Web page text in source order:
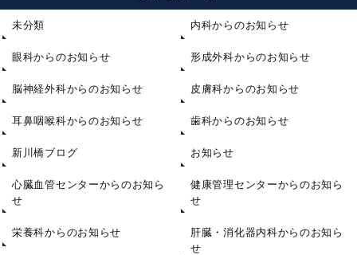
未分類 内科からのお知らせ
眼科からのお知らせ 形成外科からのお知らせ
脳神経外科からのお知らせ 皮膚科からのお知らせ
耳鼻咽喉科からのお知らせ 歯科からのお知らせ
新川橋ブログ お知らせ
心臓血管センターからのお知ら
せ
健康管理センターからのお知ら
せ
栄養科からのお知らせ
肝臓・消化器内科からのお知ら
せ